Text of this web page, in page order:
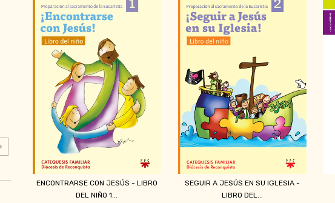
ENCONTRARSE CON JESÚS - LIBRO
DEL NIÑO 1...
SEGUIR A JESÚS EN SU IGLESIA -
LIBRO DEL...